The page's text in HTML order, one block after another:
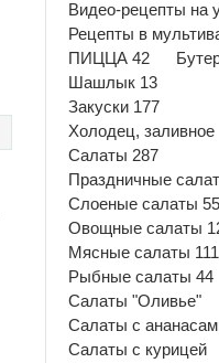
Видео-рецепты на
Рецепты в
ПИЦЦА 42
Шашлык 13
Закуски 177
Холодец, заливное
Салаты 287
Праздничные
Слоеные салаты 55
Овощные салаты
Мясные салаты 111
Рыбные салаты 44
Салаты "Оливье"
Салаты с
Салаты с курицей